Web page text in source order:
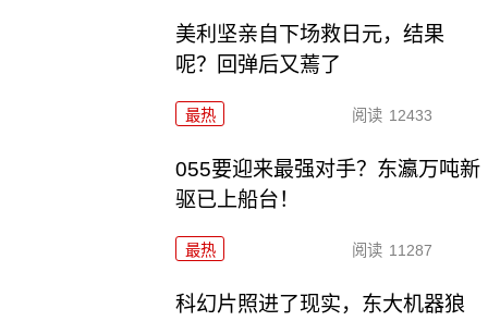
美利坚亲自下场救日元，结果
呢？回弹后又蔫了
最热 阅读 12433
055要迎来最强对手？东瀛万吨新
驱已上船台！
最热 阅读 11287
科幻片照进了现实，东大机器狼